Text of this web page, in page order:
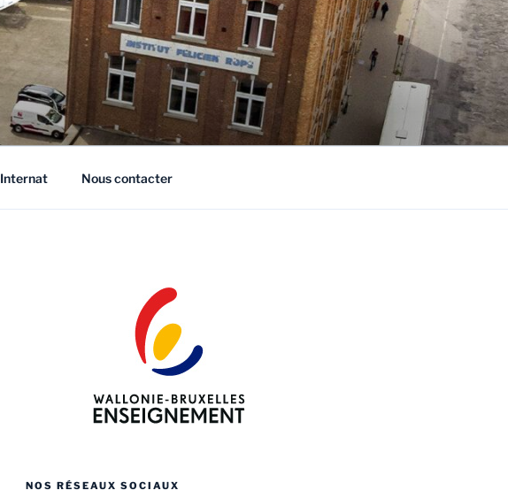
Internat Nous contacter
NOS RÉSEAUX SOCIAUX